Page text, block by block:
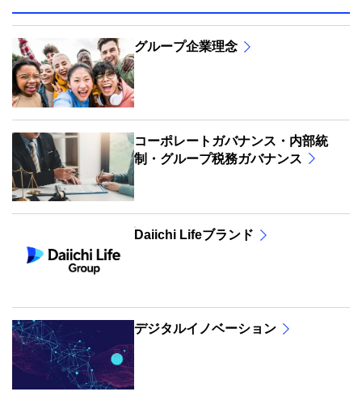
グループ企業理念
コーポレートガバナンス・内部統
制・グループ税務ガバナンス
Daiichi Lifeブランド
デジタルイノベーション